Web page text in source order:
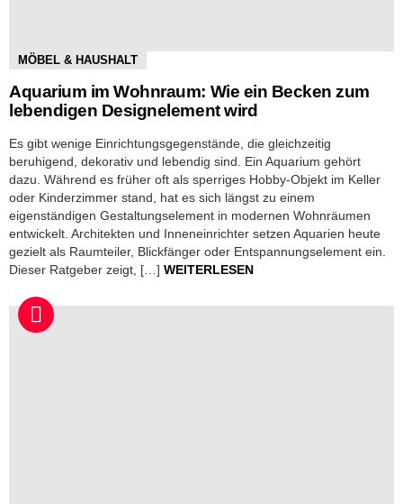
MÖBEL & HAUSHALT
Aquarium im Wohnraum: Wie ein Becken zum
lebendigen Designelement wird
Es gibt wenige Einrichtungsgegenstände, die gleichzeitig
beruhigend, dekorativ und lebendig sind. Ein Aquarium gehört
dazu. Während es früher oft als sperriges Hobby-Objekt im Keller
oder Kinderzimmer stand, hat es sich längst zu einem
eigenständigen Gestaltungselement in modernen Wohnräumen
entwickelt. Architekten und Inneneinrichter setzen Aquarien heute
gezielt als Raumteiler, Blickfänger oder Entspannungselement ein.
Dieser Ratgeber zeigt, […] WEITERLESEN